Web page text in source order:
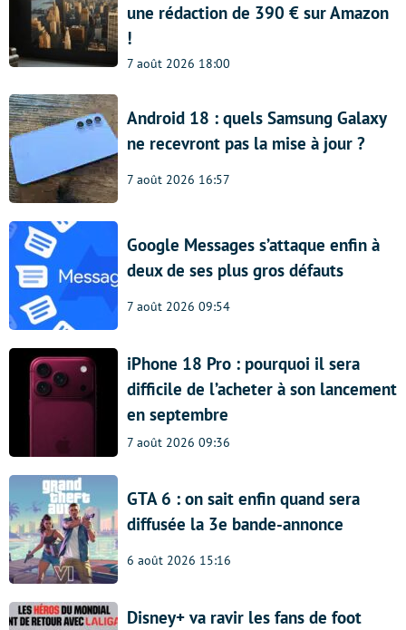
une rédaction de 390 € sur Amazon
!
7 août 2026 18:00
Android 18 : quels Samsung Galaxy
ne recevront pas la mise à jour ?
7 août 2026 16:57
Google Messages s’attaque enfin à
deux de ses plus gros défauts
7 août 2026 09:54
iPhone 18 Pro : pourquoi il sera
difficile de l’acheter à son lancement
en septembre
7 août 2026 09:36
GTA 6 : on sait enfin quand sera
diffusée la 3e bande-annonce
6 août 2026 15:16
Disney+ va ravir les fans de foot